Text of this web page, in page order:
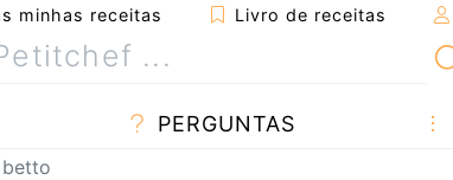
minhas receitas Livro de receitas
PERGUNTAS